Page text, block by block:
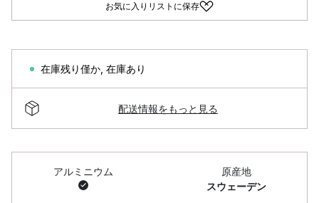
お気に入りリストに保存
在庫残り僅か 在庫あり
配送情報をもっと見る
アルミニウム
原産地
スウェーデン